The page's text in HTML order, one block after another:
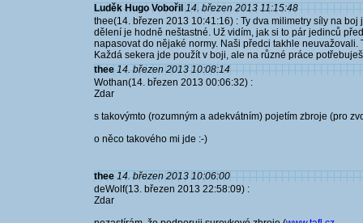
Luděk Hugo Vobořil 14. březen 2013 11:15:48
thee(14. březen 2013 10:41:16) : Ty dva milimetry síly na
dělení je hodně neštastné. Už vidím, jak si to pár jedinců
napasovat do nějaké normy. Naši předci takhle neuvažovali.
Každá sekera jde použít v boji, ale na různé práce
thee 14. březen 2013 10:08:14
Wothan(14. březen 2013 00:06:32) :
Zdar
s takovýmto (rozumným a adekvátním) pojetím zbroje (pro
o něco takového mi jde :-)
thee 14. březen 2013 10:06:00
deWolf(13. březen 2013 22:58:09) :
Zdar